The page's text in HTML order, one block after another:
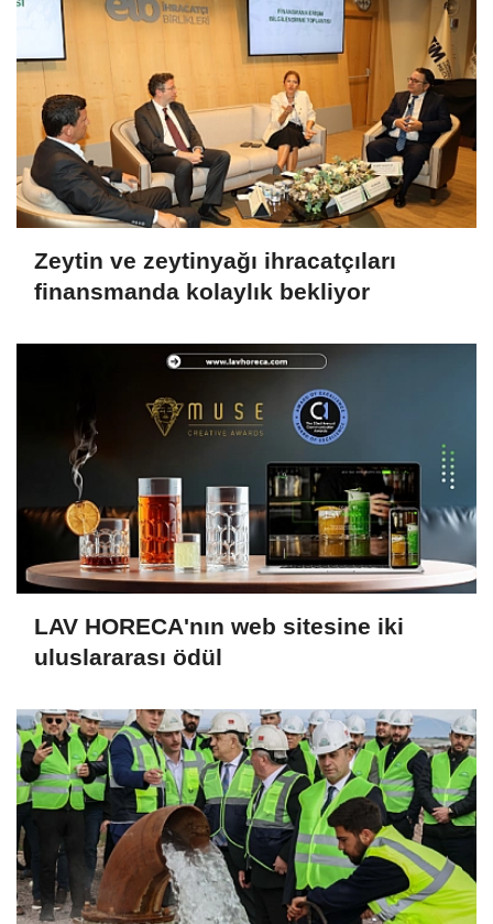
Zeytin ve zeytinyağı ihracatçıları
finansmanda kolaylık bekliyor
LAV HORECA'nın web sitesine iki
uluslararası ödül